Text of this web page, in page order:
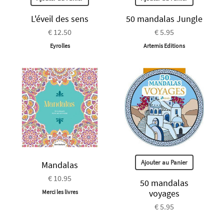
L'éveil des sens
€ 12.50
Eyrolles
50 mandalas Jungle
€ 5.95
Artemis Editions
Mandalas
€ 10.95
Merci les livres
Ajouter au Panier
50 mandalas
voyages
€ 5.95